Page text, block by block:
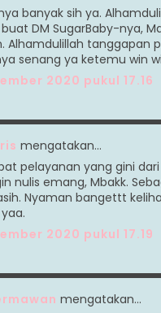
banyak sih ya.
DM SugarBaby-nya,
Alhamdulillah tanggapan
senang ya ketemu win
2020 pukul 17.16
mengatakan…
pelayanan yang gini dari
nulis emang, Mbakk.
Nyaman bangettt
2020 pukul 17.19
mengatakan…